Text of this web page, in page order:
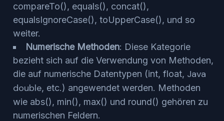
compareTo(), equals(), concat(),
equalsIgnoreCase(), toUpperCase(), und so
weiter.
Numerische Methoden: Diese Kategorie
bezieht sich auf die Verwendung von Methoden,
die auf numerische Datentypen (int, float, Java
double, etc.) angewendet werden. Methoden
wie abs(), min(), max() und round() gehören zu
numerischen Feldern.